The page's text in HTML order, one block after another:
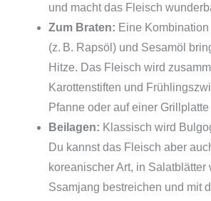
und macht das Fleisch
Zum Braten: Eine
(z. B. Rapsöl) und Sesamöl
Hitze. Das Fleisch wird
Karottenstiften und
Pfanne oder auf einer
Beilagen: Klassisch wird
Du kannst das Fleisch aber
koreanischer Art, in
Ssamjang bestreichen und mit